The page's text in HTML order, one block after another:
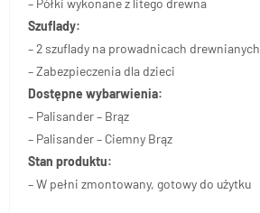
Szuflady:
– 2 szuflady na prowadnicach drewnianych
– Zabezpieczenia dla dzieci
Dostępne wybarwienia:
– Palisander – Brąz
– Palisander – Ciemny Brąz
Stan produktu:
– W pełni zmontowany, gotowy do użytku